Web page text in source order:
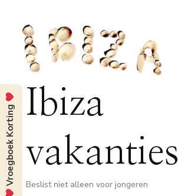
Ibiza
vakanties
Beslist niet alleen voor jongeren
Vroegboek Korting